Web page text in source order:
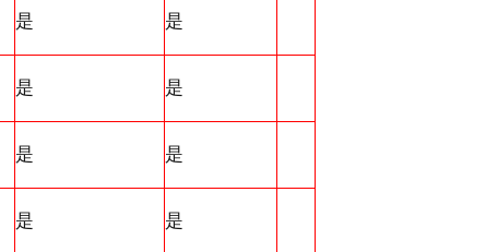
是 是
是 是
是 是
是 是